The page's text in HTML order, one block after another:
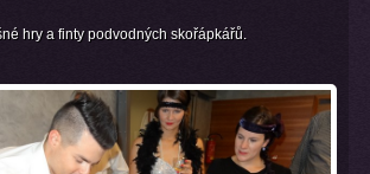
hry a finty podvodných skořápkářů.